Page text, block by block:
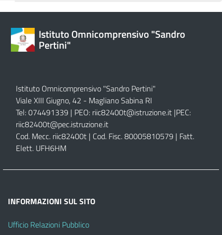
Istituto Omnicomprensivo "Sandro
Pertini"
Istituto Omnicomprensivo "Sandro Pertini"
Viale XIII Giugno, 42 - Magliano Sabina RI
Tel: 074491339 | PEO: riic82400t@istruzione.it |PEC:
riic82400t@pec.istruzione.it
Cod. Mecc. riic82400t | Cod. Fisc. 80005810579 | Fatt.
Elett. UFH6HM
INFORMAZIONI SUL SITO
Ufficio Relazioni Pubblico